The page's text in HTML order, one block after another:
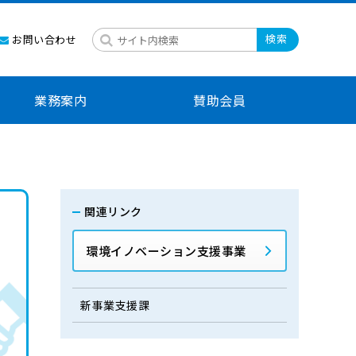
お問い合わせ 検索
業務案内 賛助会員
関連リンク
環境イノベーション支援事業
新事業支援課